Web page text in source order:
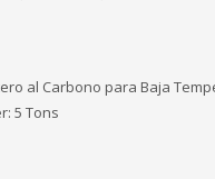
al Carbono para Baja
5 Tons